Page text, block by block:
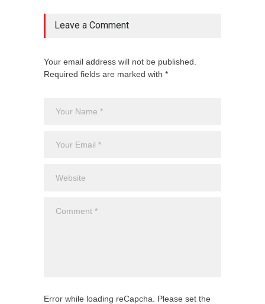
Leave a Comment
Your email address will not be published.
Required fields are marked with *
Error while loading reCapcha. Please set the